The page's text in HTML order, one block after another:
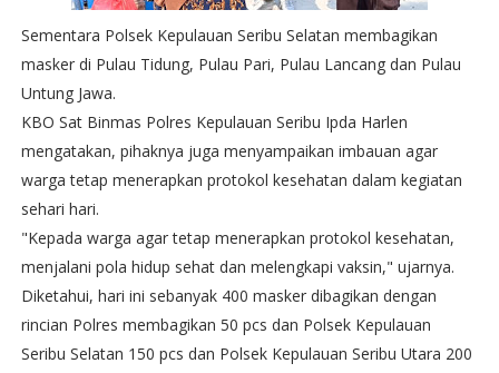
Sementara Polsek Kepulauan Seribu Selatan membagikan
masker di Pulau Tidung, Pulau Pari, Pulau Lancang dan Pulau
Untung Jawa.
KBO Sat Binmas Polres Kepulauan Seribu Ipda Harlen
mengatakan, pihaknya juga menyampaikan imbauan agar
warga tetap menerapkan protokol kesehatan dalam kegiatan
sehari hari.
"Kepada warga agar tetap menerapkan protokol kesehatan,
menjalani pola hidup sehat dan melengkapi vaksin," ujarnya.
Diketahui, hari ini sebanyak 400 masker dibagikan dengan
rincian Polres membagikan 50 pcs dan Polsek Kepulauan
Seribu Selatan 150 pcs dan Polsek Kepulauan Seribu Utara 200